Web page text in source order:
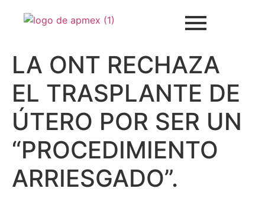
LA ONT RECHAZA
EL TRASPLANTE DE
ÚTERO POR SER UN
“PROCEDIMIENTO
ARRIESGADO”.